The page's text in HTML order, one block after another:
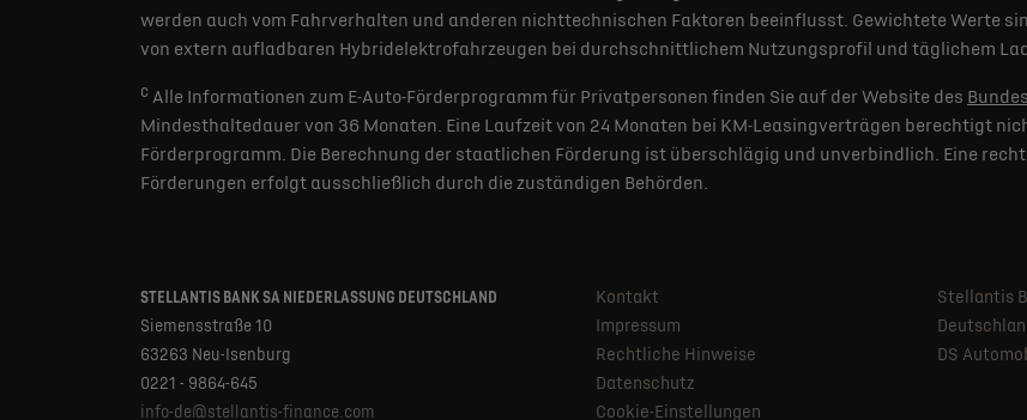
werden auch vom Fahrverhalten und anderen nichttechnischen Faktoren beeinflusst. Gewichtete Werte
von extern aufladbaren Hybridelektrofahrzeugen bei durchschnittlichem Nutzungsprofil und täglichem
c Alle Informationen zum E-Auto-Förderprogramm für Privatpersonen finden Sie auf der Website des
Mindesthaltedauer von 36 Monaten. Eine Laufzeit von 24 Monaten bei KM-Leasingverträgen berechtigt
Förderprogramm. Die Berechnung der staatlichen Förderung ist überschlägig und unverbindlich. Eine
Förderungen erfolgt ausschließlich durch die zuständigen Behörden.
STELLANTIS BANK SA NIEDERLASSUNG DEUTSCHLAND
Siemensstraße 10
63263 Neu-Isenburg
0221 - 9864-645
info-de@stellantis-finance.com
Kontakt
Impressum
Rechtliche Hinweise
Datenschutz
Cookie-Einstellungen
Stellantis
DS